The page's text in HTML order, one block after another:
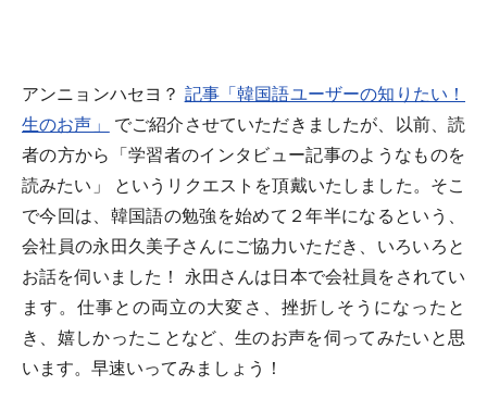
アンニョンハセヨ？ 記事「韓国語ユーザーの知りたい！
生のお声」
でご紹介させていただきましたが、以前、読
者の方から「学習者のインタビュー記事のようなものを
読みたい」 というリクエストを頂戴いたしました。そこ
で今回は、韓国語の勉強を始めて２年半になるという、
会社員の永田久美子さんにご協力いただき、いろいろと
お話を伺いました！ 永田さんは日本で会社員をされてい
ます。仕事との両立の大変さ、挫折しそうになったと
き、嬉しかったことなど、生のお声を伺ってみたいと思
います。早速いってみましょう！